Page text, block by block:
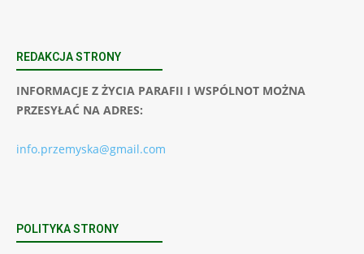
REDAKCJA STRONY
INFORMACJE Z ŻYCIA PARAFII I WSPÓLNOT MOŻNA
PRZESYŁAĆ NA ADRES:
info.przemyska@gmail.com
POLITYKA STRONY